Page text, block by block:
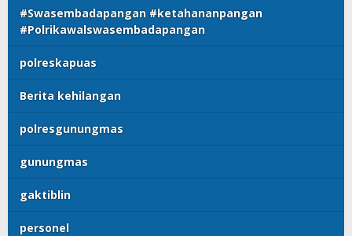
#Swasembadapangan #ketahananpangan
#Polrikawalswasembadapangan
polreskapuas
Berita kehilangan
polresgunungmas
gunungmas
gaktiblin
personel